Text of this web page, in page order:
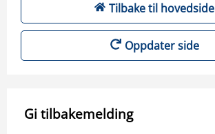
Tilbake til hovedside
Oppdater side
Gi tilbakemelding